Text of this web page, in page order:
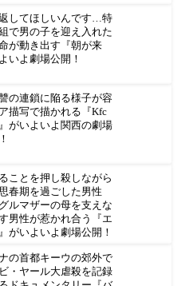
してほしいんです…特
で男の子を迎え入れた
が動き出す『朝が来
いよ劇場公開！
の連鎖に陥る様子が容
描写で描かれる『Kfc
がいよいよ関西の劇場
ことを押し殺しながら
春期を過ごした男性
ルマザーの母を支えな
男性が惹かれ合う『エ
がいよいよ劇場公開！
の首都キーウの郊外で
・ヤール大虐殺を記録